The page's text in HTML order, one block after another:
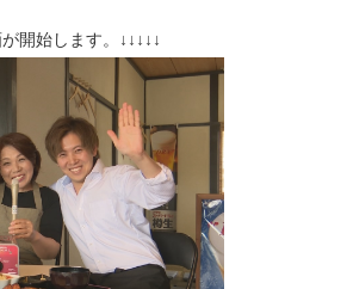
開始します。↓↓↓↓↓